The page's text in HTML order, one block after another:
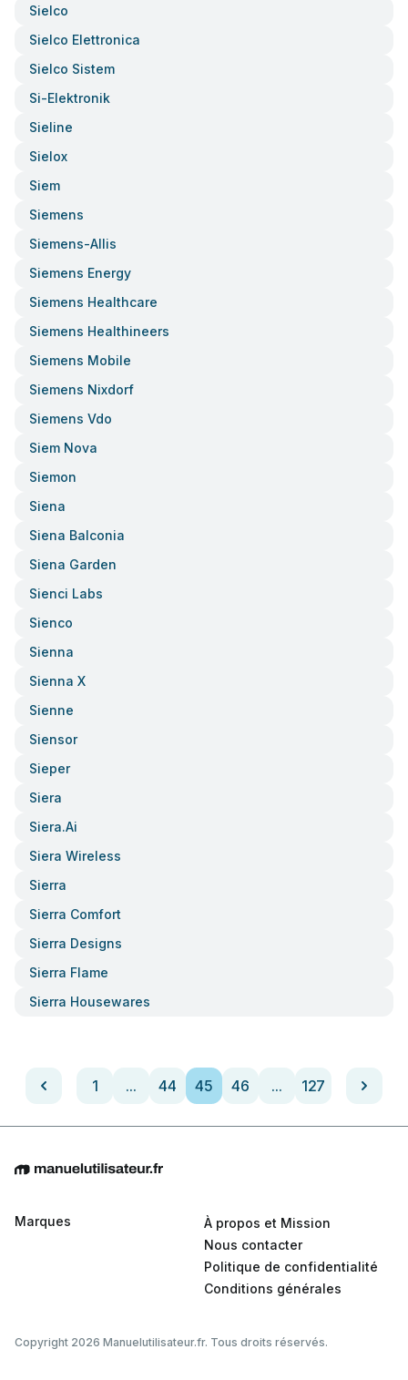
Sielco
Sielco Elettronica
Sielco Sistem
Si-Elektronik
Sieline
Sielox
Siem
Siemens
Siemens-Allis
Siemens Energy
Siemens Healthcare
Siemens Healthineers
Siemens Mobile
Siemens Nixdorf
Siemens Vdo
Siem Nova
Siemon
Siena
Siena Balconia
Siena Garden
Sienci Labs
Sienco
Sienna
Sienna X
Sienne
Siensor
Sieper
Siera
Siera.ai
Siera Wireless
Sierra
Sierra Comfort
Sierra Designs
Sierra Flame
Sierra Housewares
1 ... 44 45 46 ... 127
Marques
À propos et Mission
Nous contacter
Politique de confidentialité
Conditions générales
Copyright 2026 Manuelutilisateur.fr. Tous droits réservés.